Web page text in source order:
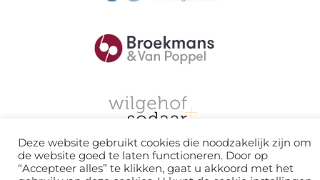
Deze website gebruikt cookies die noodzakelijk zijn om
de website goed te laten functioneren. Door op
“Accepteer alles” te klikken, gaat u akkoord met het